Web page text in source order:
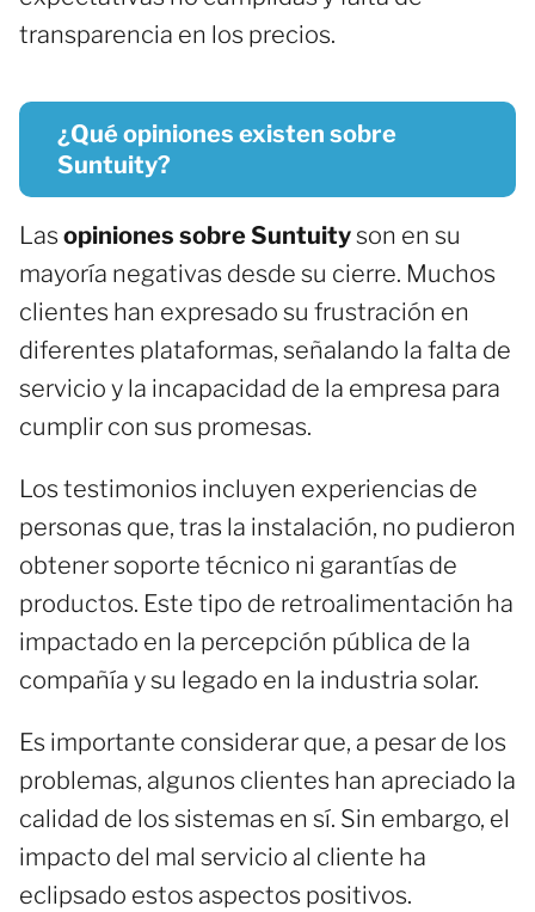
transparencia en los precios.
¿Qué opiniones existen sobre
Suntuity?
Las opiniones sobre Suntuityson en su
mayoría negativas desde su cierre. Muchos
clientes han expresado su frustración en
diferentes plataformas, señalando la falta de
servicio y la incapacidad de la empresa para
cumplir con sus promesas.
Los testimonios incluyen experiencias de
personas que, tras la instalación, no pudieron
obtener soporte técnico ni garantías de
productos. Este tipo de retroalimentación ha
impactado en la percepción pública de la
compañía y su legado en la industria solar.
Es importante considerar que, a pesar de los
problemas, algunos clientes han apreciado la
calidad de los sistemas en sí. Sin embargo, el
impacto del mal servicio al cliente ha
eclipsado estos aspectos positivos.